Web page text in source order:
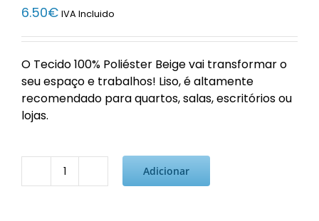
6.50€ IVA Incluido
O Tecido 100% Poliéster Beige vai transformar o
seu espaço e trabalhos! Liso, é altamente
recomendado para quartos, salas, escritórios ou
lojas.
Quantidade
Adicionar